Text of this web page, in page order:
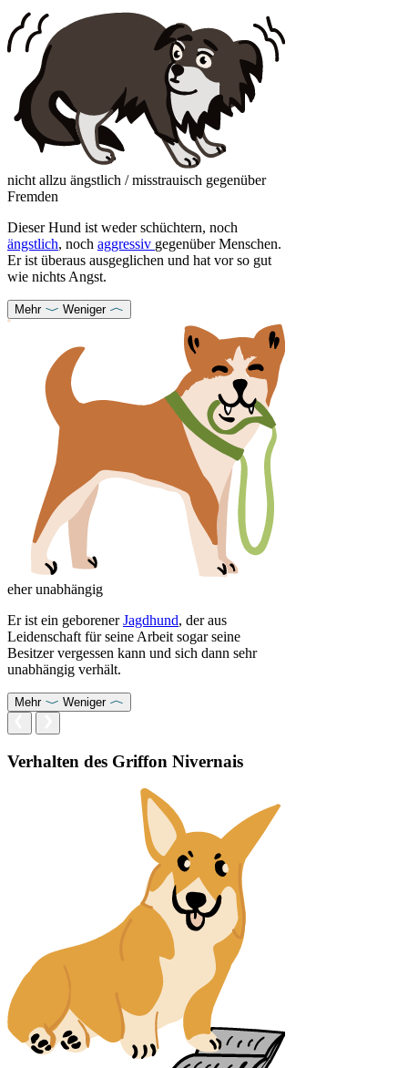
nicht allzu ängstlich / misstrauisch gegenüber
Fremden
Dieser Hund ist weder schüchtern, noch
ängstlich, noch aggressiv gegenüber Menschen.
Er ist überaus ausgeglichen und hat vor so gut
wie nichts Angst.
Mehr Weniger
eher unabhängig
Er ist ein geborenerJagdhund, der aus
Leidenschaft für seine Arbeit sogar seine
Besitzer vergessen kann und sich dann sehr
unabhängig verhält.
Mehr Weniger
Verhalten des Griffon Nivernais